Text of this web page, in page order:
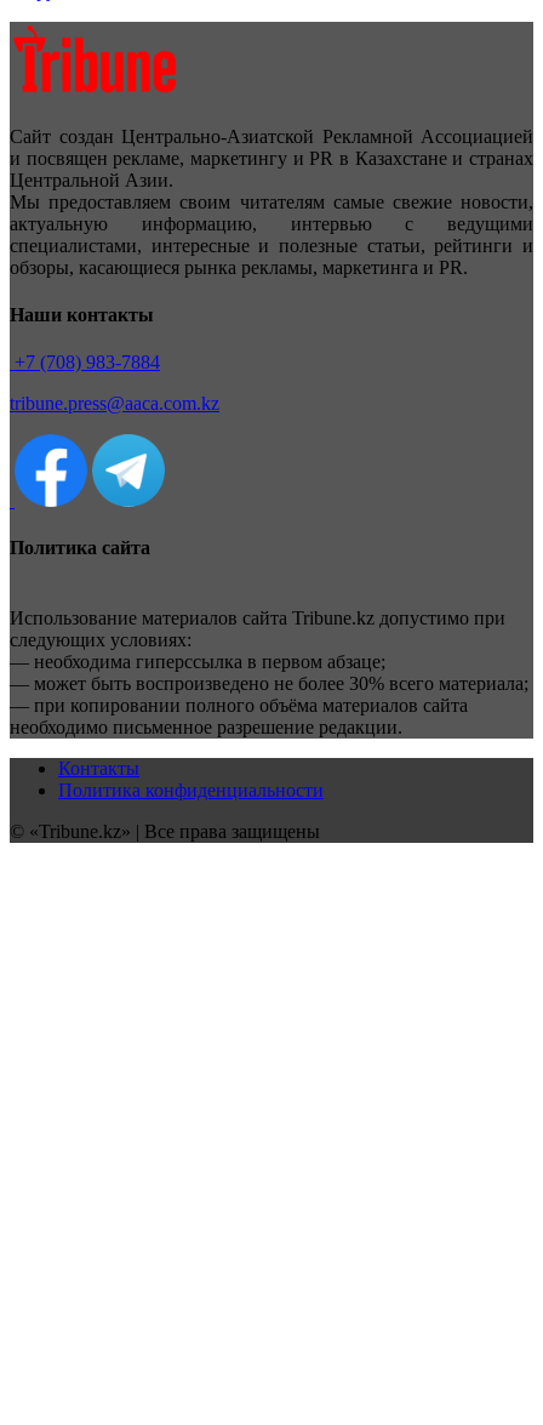
Сайт создан Центрально-Азиатской Рекламной Ассоциацией
и посвящен рекламе, маркетингу и PR в Казахстане и странах
Центральной Азии.
Мы предоставляем своим читателям самые свежие новости,
актуальную информацию, интервью с ведущими
специалистами, интересные и полезные статьи, рейтинги и
обзоры, касающиеся рынка рекламы, маркетинга и PR.
Наши контакты
+7 (708) 983-7884
tribune.press@aaca.com.kz
Политика сайта
Использование материалов сайта Tribune.kz допустимо при
следующих условиях:
— необходима гиперссылка в первом абзаце;
— может быть воспроизведено не более 30% всего материала;
— при копировании полного объёма материалов сайта
необходимо письменное разрешение редакции.
Контакты
Политика конфиденциальности
© «Tribune.kz» | Все права защищены